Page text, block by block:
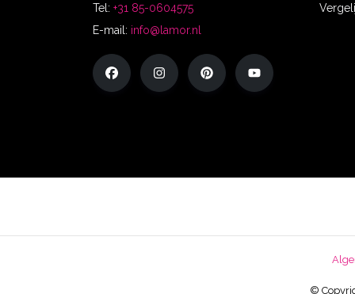
Tel: +31 85-0604575
E-mail: info@lamor.nl
©